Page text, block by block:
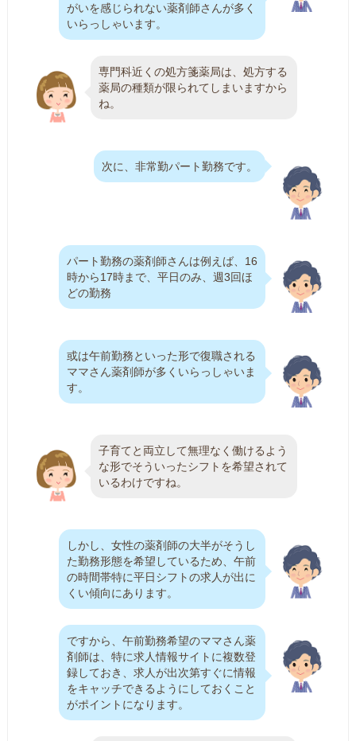
がいを感じられない薬剤師さんが多く
いらっしゃいます。
専門科近くの処方箋薬局は、処方する
薬局の種類が限られてしまいますから
ね。
次に、非常勤パート勤務です。
パート勤務の薬剤師さんは例えば、16
時から17時まで、平日のみ、週3回ほ
どの勤務
或は午前勤務といった形で復職される
ママさん薬剤師が多くいらっしゃいま
す。
子育てと両立して無理なく働けるよう
な形でそういったシフトを希望されて
いるわけですね。
しかし、女性の薬剤師の大半がそうし
た勤務形態を希望しているため、午前
の時間帯特に平日シフトの求人が出に
くい傾向にあります。
ですから、午前勤務希望のママさん薬
剤師は、特に求人情報サイトに複数登
録しておき、求人が出次第すぐに情報
をキャッチできるようにしておくこと
がポイントになります。